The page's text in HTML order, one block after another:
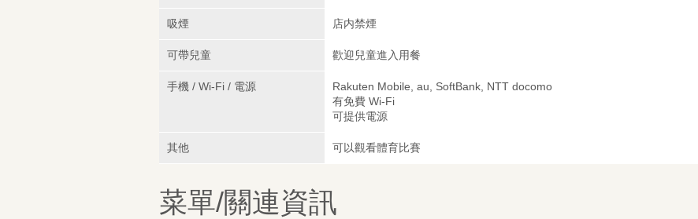
吸煙 店内禁煙
可帶兒童 歡迎兒童進入用餐
手機 / Wi-Fi / 電源
Rakuten Mobile, au, SoftBank, NTT docomo
有免費 Wi-Fi
可提供電源
其他 可以觀看體育比賽
菜單/關連資訊